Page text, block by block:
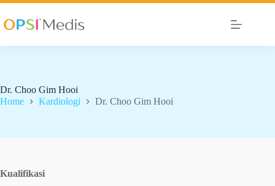
Dr. Choo Gim Hooi
Home
Kardiologi Dr. Choo Gim Hooi
Kualifikasi